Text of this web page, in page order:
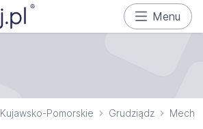
Menu
Kujawsko-Pomorskie Grudziądz